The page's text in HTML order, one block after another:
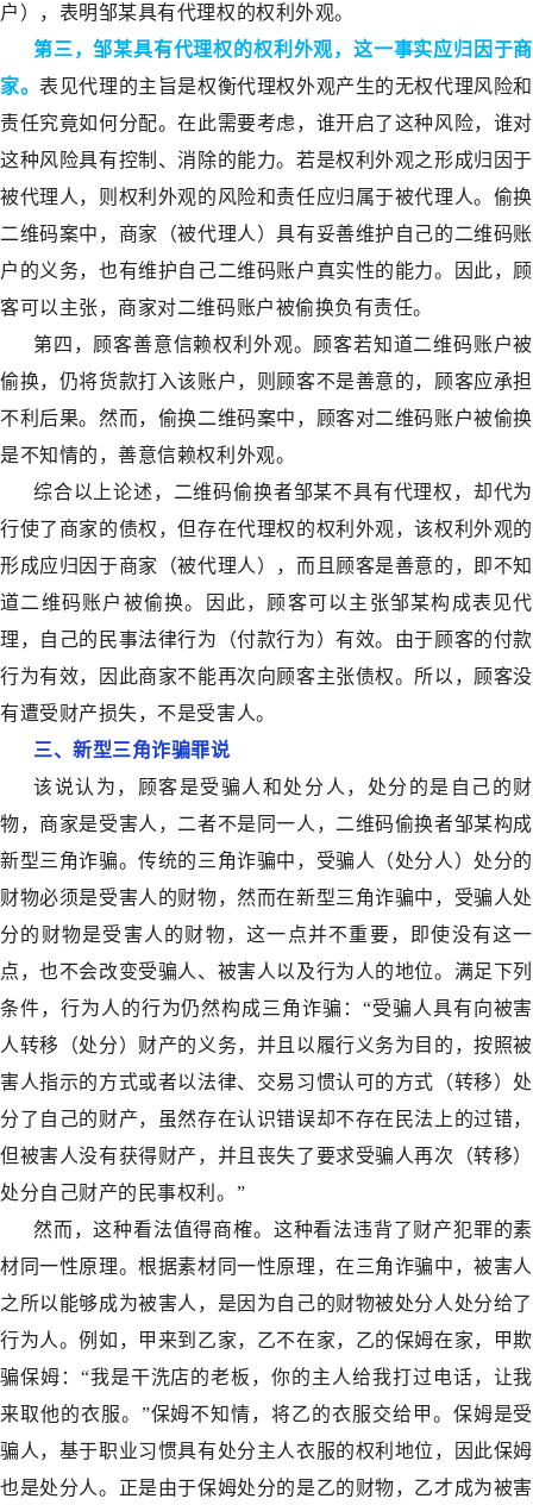
户），表明邹某具有代理权的权利外观。
第三，邹某具有代理权的权利外观，这一事实应归因于商
家。表见代理的主旨是权衡代理权外观产生的无权代理风险和
责任究竟如何分配。在此需要考虑，谁开启了这种风险，谁对
这种风险具有控制、消除的能力。若是权利外观之形成归因于
被代理人，则权利外观的风险和责任应归属于被代理人。偷换
二维码案中，商家（被代理人）具有妥善维护自己的二维码账
户的义务，也有维护自己二维码账户真实性的能力。因此，顾
客可以主张，商家对二维码账户被偷换负有责任。
第四，顾客善意信赖权利外观。顾客若知道二维码账户被
偷换，仍将货款打入该账户，则顾客不是善意的，顾客应承担
不利后果。然而，偷换二维码案中，顾客对二维码账户被偷换
是不知情的，善意信赖权利外观。
综合以上论述，二维码偷换者邹某不具有代理权，却代为
行使了商家的债权，但存在代理权的权利外观，该权利外观的
形成应归因于商家（被代理人），而且顾客是善意的，即不知
道二维码账户被偷换。因此，顾客可以主张邹某构成表见代
理，自己的民事法律行为（付款行为）有效。由于顾客的付款
行为有效，因此商家不能再次向顾客主张债权。所以，顾客没
有遭受财产损失，不是受害人。
三、新型三角诈骗罪说
该说认为，顾客是受骗人和处分人，处分的是自己的财
物，商家是受害人，二者不是同一人，二维码偷换者邹某构成
新型三角诈骗。传统的三角诈骗中，受骗人（处分人）处分的
财物必须是受害人的财物，然而在新型三角诈骗中，受骗人处
分的财物是受害人的财物，这一点并不重要，即使没有这一
点，也不会改变受骗人、被害人以及行为人的地位。满足下列
条件，行为人的行为仍然构成三角诈骗：“受骗人具有向被害
人转移（处分）财产的义务，并且以履行义务为目的，按照被
害人指示的方式或者以法律、交易习惯认可的方式（转移）处
分了自己的财产，虽然存在认识错误却不存在民法上的过错，
但被害人没有获得财产，并且丧失了要求受骗人再次（转移）
处分自己财产的民事权利。”
然而，这种看法值得商榷。这种看法违背了财产犯罪的素
材同一性原理。根据素材同一性原理，在三角诈骗中，被害人
之所以能够成为被害人，是因为自己的财物被处分人处分给了
行为人。例如，甲来到乙家，乙不在家，乙的保姆在家，甲欺
骗保姆：“我是干洗店的老板，你的主人给我打过电话，让我
来取他的衣服。”保姆不知情，将乙的衣服交给甲。保姆是受
骗人，基于职业习惯具有处分主人衣服的权利地位，因此保姆
也是处分人。正是由于保姆处分的是乙的财物，乙才成为被害